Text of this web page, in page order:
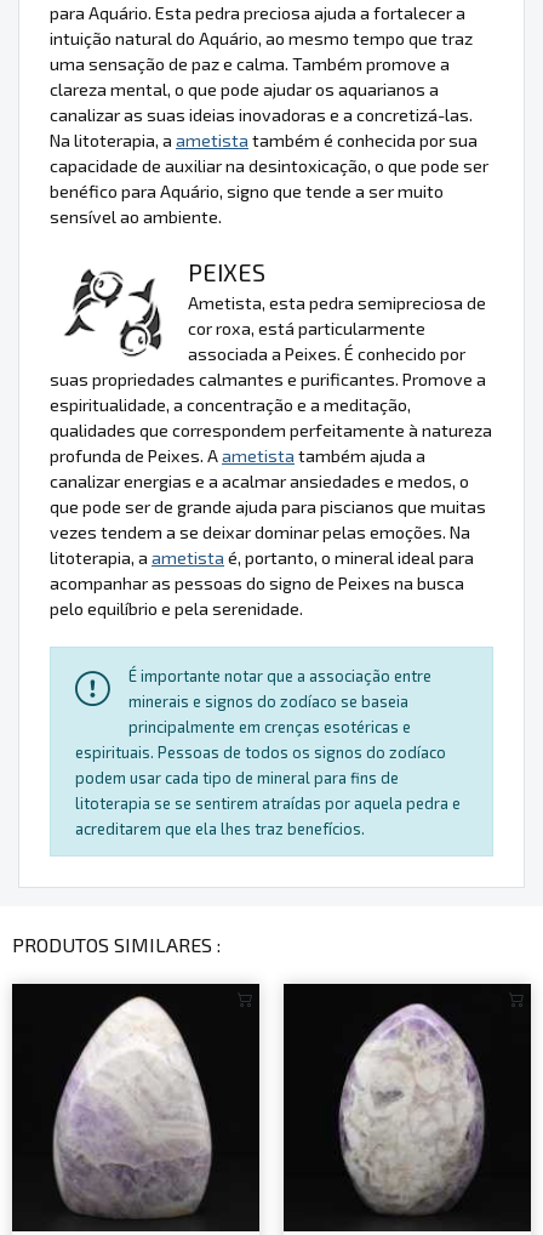
para Aquário. Esta pedra preciosa ajuda a fortalecer a
intuição natural do Aquário, ao mesmo tempo que traz
uma sensação de paz e calma. Também promove a
clareza mental, o que pode ajudar os aquarianos a
canalizar as suas ideias inovadoras e a concretizá-las.
Na litoterapia, a ametista também é conhecida por sua
capacidade de auxiliar na desintoxicação, o que pode ser
benéfico para Aquário, signo que tende a ser muito
sensível ao ambiente.
PEIXES
Ametista, esta pedra semipreciosa de
cor roxa, está particularmente
associada a Peixes. É conhecido por
suas propriedades calmantes e purificantes. Promove a
espiritualidade, a concentração e a meditação,
qualidades que correspondem perfeitamente à natureza
profunda de Peixes. Aametista também ajuda a
canalizar energias e a acalmar ansiedades e medos, o
que pode ser de grande ajuda para piscianos que muitas
vezes tendem a se deixar dominar pelas emoções. Na
litoterapia, a ametista é, portanto, o mineral ideal para
acompanhar as pessoas do signo de Peixes na busca
pelo equilíbrio e pela serenidade.
É importante notar que a associação entre
minerais e signos do zodíaco se baseia
principalmente em crenças esotéricas e
espirituais. Pessoas de todos os signos do zodíaco
podem usar cada tipo de mineral para fins de
litoterapia se se sentirem atraídas por aquela pedra e
acreditarem que ela lhes traz benefícios.
PRODUTOS SIMILARES :